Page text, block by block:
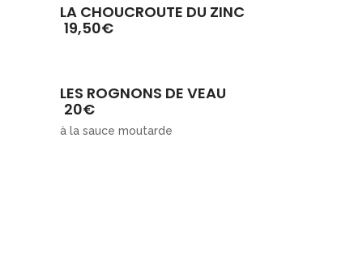
LA CHOUCROUTE DU ZINC
19,50€
LES ROGNONS DE VEAU
20€
à la sauce moutarde